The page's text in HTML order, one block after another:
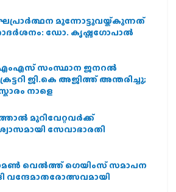
മുന്നോട്ടുവയ്ക്കുന്നത്
ഡോ. കൃഷ്ണഗോപാല്‍
സംസ്ഥാന ജനറൽ
ജി.കെ അജിത്ത് അന്തരിച്ചു;
നാളെ
മുറിവേറ്റവര്‍ക്ക്
സേവാഭാരതി
വെൽത്ത് ഗെയിംസ് സമാപന
വന്ദേമാതരോത്സവമായി